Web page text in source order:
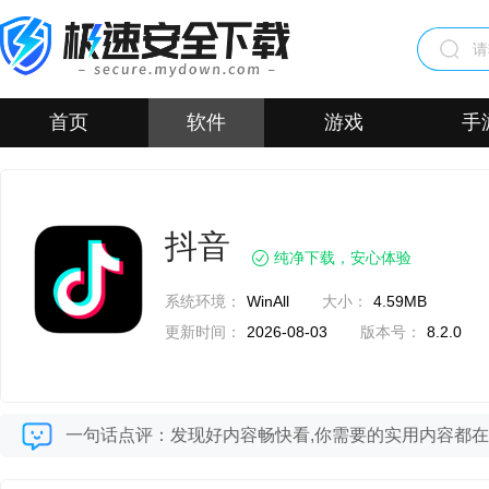
首页 软件 游戏 手
抖音 纯净下载，安心体验
系统环境： WinAll 大小：
4.59MB
更新时间：
2026-08-03 版本号： 8.2.0
一句话点评：发现好内容畅快看,你需要的实用内容都